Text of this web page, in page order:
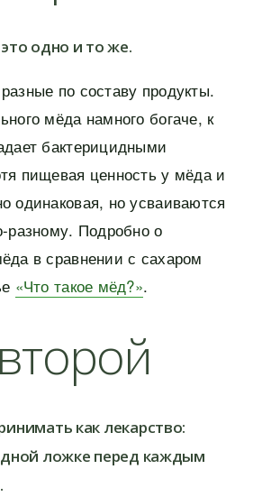
одно и то же.
по составу продукты.
мёда намного богаче, к
бактерицидными
пищевая ценность у мёда и
одинаковая, но усваиваются
разному. Подробно о
в сравнении с сахаром
«Что такое мёд?».
как лекарство:
ложке перед каждым